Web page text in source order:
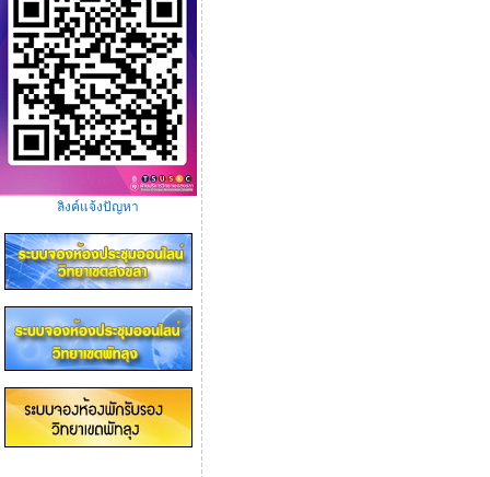
ลิงค์แจ้งปัญหา